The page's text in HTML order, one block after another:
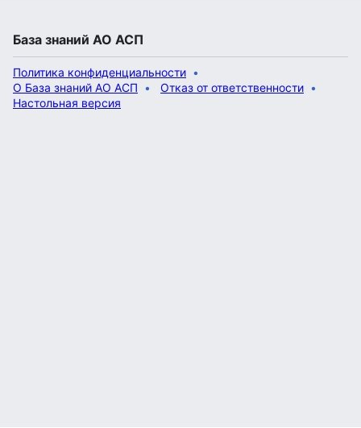
База знаний АО АСП
Политика конфиденциальности
О База знаний АО АСП
Отказ от ответственности
Настольная версия